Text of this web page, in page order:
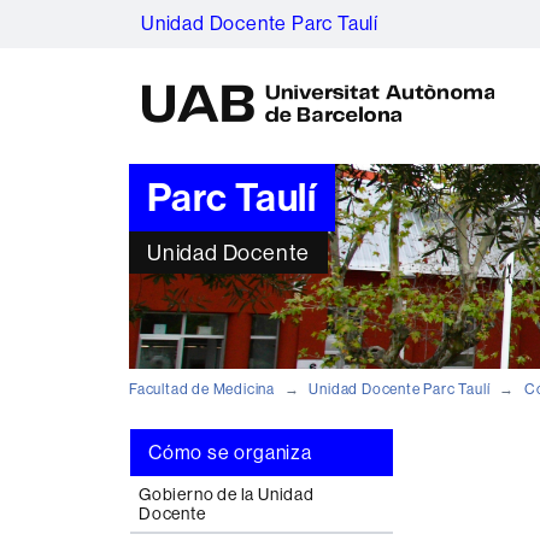
Unidad Docente Parc Taulí
B
Parc Taulí
Unidad Docente
Facultad de Medicina Unidad Docente Parc Taulí
Cómo se organiza
Gobierno de la Unidad
Docente